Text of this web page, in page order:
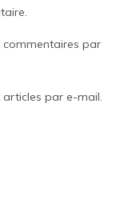
commentaires par
par e-mail.